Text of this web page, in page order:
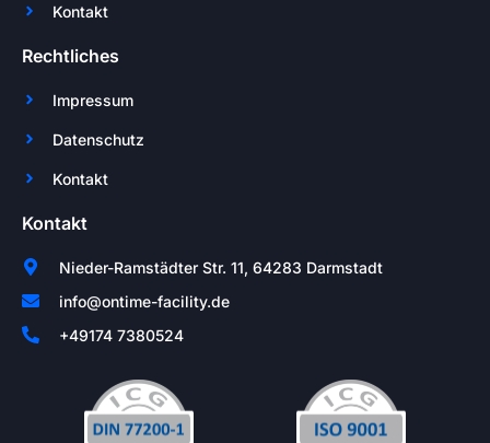
Kontakt
Rechtliches
Impressum
Datenschutz
Kontakt
Kontakt
Nieder-Ramstädter Str. 11, 64283 Darmstadt
info@ontime-facility.de
+49174 7380524